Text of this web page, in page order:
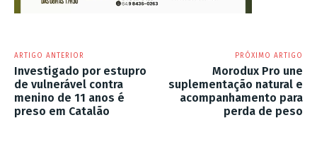
ARTIGO ANTERIOR
Investigado por estupro
de vulnerável contra
menino de 11 anos é
preso em Catalão
PRÓXIMO ARTIGO
Morodux Pro une
suplementação natural e
acompanhamento para
perda de peso